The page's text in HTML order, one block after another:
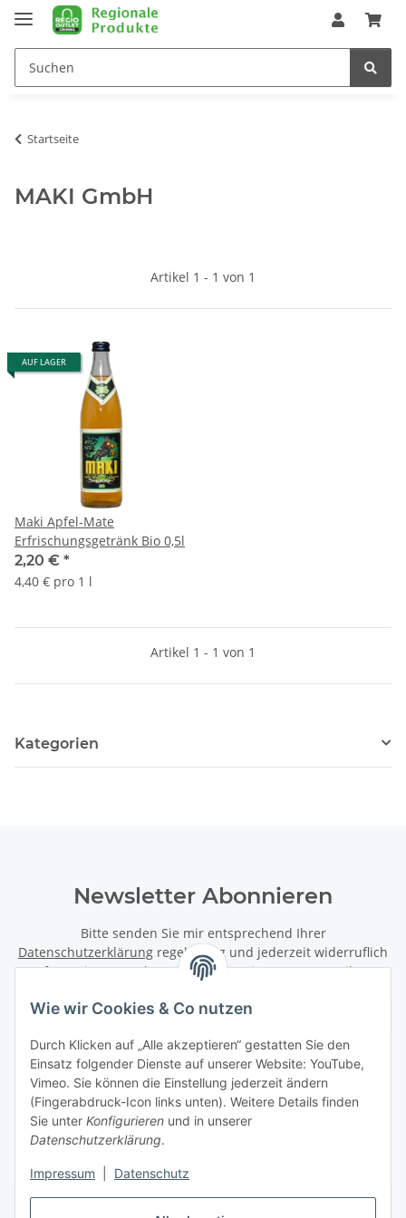
Wie wir Cookies & Co nutzen
Durch Klicken auf „Alle akzeptieren“ gestatten Sie den
Einsatz folgender Dienste auf unserer Website: YouTube,
Vimeo. Sie können die Einstellung jederzeit ändern
(Fingerabdruck-Icon links unten). Weitere Details finden
Sie unter Konfigurieren und in unserer
Datenschutzerklärung.
Impressum Datenschutz
Startseite
MAKI GmbH
Artikel 1 - 1 von 1
AUF LAGER
Maki Apfel-Mate
Erfrischungsgetränk Bio 0,5l
2,20 € *
4,40 € pro 1 l
Artikel 1 - 1 von 1
Kategorien
Newsletter Abonnieren
Bitte senden Sie mir entsprechend Ihrer
Datenschutzerklärung regelmäßig und jederzeit widerruflich
Informationen zu Ihrem Produktsortiment per E-Mail zu.
Newsletter Abonnieren
Informationen
Gesetzliche Informationen
Vertrag widerrufen